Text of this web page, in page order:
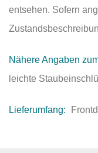
entsehen. Sofern
Nähere Angaben
leichte
Lieferumfang: